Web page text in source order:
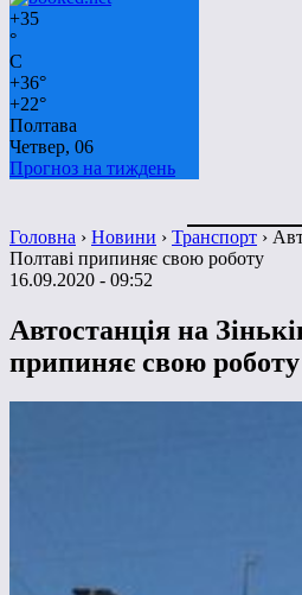
+35
°
C
+36°
+22°
Полтава
Четвер, 06
Прогноз на тиждень
Головна › Новини › Транспорт ›
Полтаві припиняє свою роботу
16.09.2020 - 09:52
Автостанція на
припиняє свою роботу